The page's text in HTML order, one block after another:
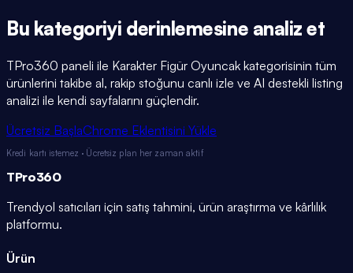
Bu kategoriyi derinlemesine analiz et
TPro360 paneli ile Karakter Figür Oyuncak kategorisinin tüm
ürünlerini takibe al, rakip stoğunu canlı izle ve AI destekli listing
analizi ile kendi sayfalarını güçlendir.
Ücretsiz BaşlaChrome Eklentisini Yükle
Kredi kartı istemez · Ücretsiz plan her zaman aktif
TPro360
Trendyol satıcıları için satış tahmini, ürün araştırma ve kârlılık
platformu.
Ürün